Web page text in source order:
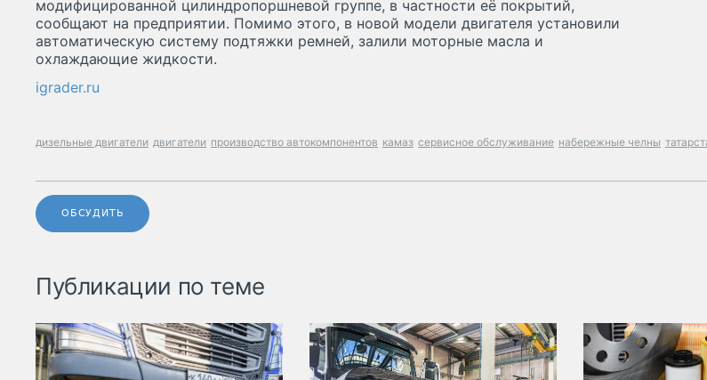
модифицированной цилиндропоршневой группе, в частности её покрытий,
сообщают на предприятии. Помимо этого, в новой модели двигателя установили
автоматическую систему подтяжки ремней, залили моторные масла и
охлаждающие жидкости.
igrader.ru
дизельные двигатели двигатели производство автокомпонентов камаз сервисное обслуживание набережные челны
ОБСУДИТЬ
Публикации по теме